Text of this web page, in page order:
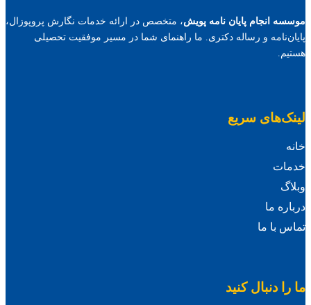
موسسه انجام پایان نامه پویش، متخصص در ارائه خدمات نگارش پروپوزال،
پایان‌نامه و رساله دکتری. ما راهنمای شما در مسیر موفقیت تحصیلی
هستیم.
لینک‌های سریع
خانه
خدمات
وبلاگ
درباره ما
تماس با ما
ما را دنبال کنید